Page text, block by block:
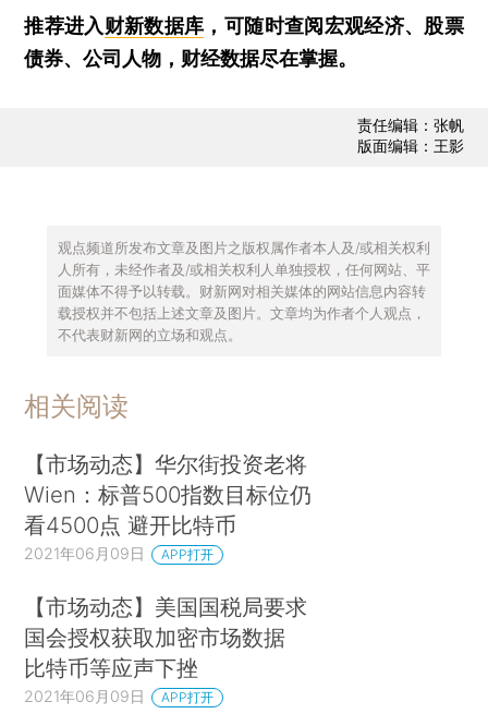
推荐进入财新数据库 ，可随时查阅宏观经济、股票
债券、公司人物，财经数据尽在掌握。
责任编辑：张帆
版面编辑：王影
观点频道所发布文章及图片之版权属作者本人及/或相关权利
人所有，未经作者及/或相关权利人单独授权，任何网站、平
面媒体不得予以转载。财新网对相关媒体的网站信息内容转
载授权并不包括上述文章及图片。文章均为作者个人观点，
不代表财新网的立场和观点。
相关阅读
【市场动态】华尔街投资老将
Wien：标普500指数目标位仍
看4500点 避开比特币
2021年06月09日 APP打开
【市场动态】美国国税局要求
国会授权获取加密市场数据
比特币等应声下挫
2021年06月09日 APP打开